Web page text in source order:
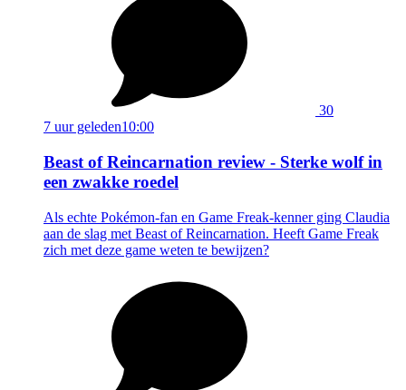
30
7 uur geleden10:00
Beast of Reincarnation review - Sterke wolf in
een zwakke roedel
Als echte Pokémon-fan en Game Freak-kenner ging Claudia
aan de slag met Beast of Reincarnation. Heeft Game Freak
zich met deze game weten te bewijzen?